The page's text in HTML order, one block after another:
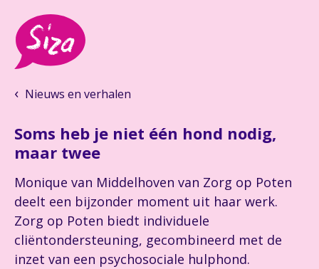
Nieuws en verhalen
Soms heb je niet één hond nodig,
maar twee
Monique van Middelhoven van Zorg op Poten
deelt een bijzonder moment uit haar werk.
Zorg op Poten biedt individuele
cliëntondersteuning, gecombineerd met de
inzet van een psychosociale hulphond.